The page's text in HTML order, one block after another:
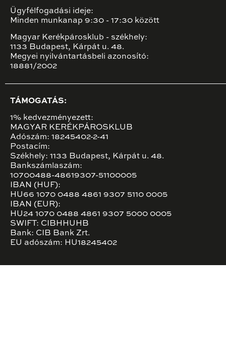
Ügyfélfogadási ideje:
Minden munkanap 9:30 - 17:30 között
Magyar Kerékpárosklub - székhely:
1133 Budapest, Kárpát u. 48.
Megyei nyilvántartásbeli azonosító:
18881/2002
TÁMOGATÁS:
1% kedvezményezett:
MAGYAR KERÉKPÁROSKLUB
Adószám: 18245402-2-41
Postacím:
Székhely: 1133 Budapest, Kárpát u. 48.
Bankszámlaszám:
10700488-48619307-51100005
IBAN (HUF):
HU66 1070 0488 4861 9307 5110 0005
IBAN (EUR):
HU24 1070 0488 4861 9307 5000 0005
SWIFT: CIBHHUHB
Bank: CIB Bank Zrt.
EU adószám: HU18245402